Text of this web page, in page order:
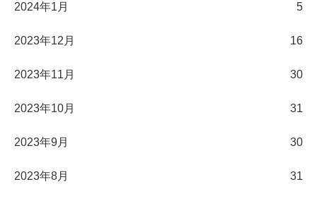
2024年1月 5
2023年12月 16
2023年11月 30
2023年10月 31
2023年9月 30
2023年8月 31